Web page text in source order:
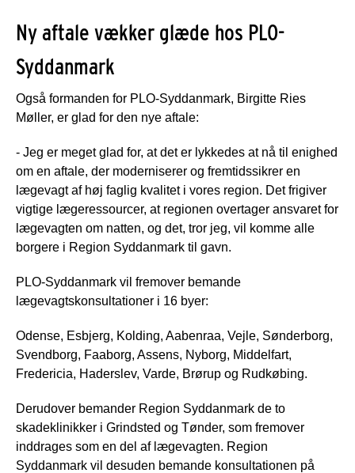
Ny aftale vækker glæde hos PLO-
Syddanmark
Også formanden for PLO-Syddanmark, Birgitte Ries
Møller, er glad for den nye aftale:
- Jeg er meget glad for, at det er lykkedes at nå til enighed
om en aftale, der moderniserer og fremtidssikrer en
lægevagt af høj faglig kvalitet i vores region. Det frigiver
vigtige lægeressourcer, at regionen overtager ansvaret for
lægevagten om natten, og det, tror jeg, vil komme alle
borgere i Region Syddanmark til gavn.
PLO-Syddanmark vil fremover bemande
lægevagtskonsultationer i 16 byer:
Odense, Esbjerg, Kolding, Aabenraa, Vejle, Sønderborg,
Svendborg, Faaborg, Assens, Nyborg, Middelfart,
Fredericia, Haderslev, Varde, Brørup og Rudkøbing.
Derudover bemander Region Syddanmark de to
skadeklinikker i Grindsted og Tønder, som fremover
inddrages som en del af lægevagten. Region
Syddanmark vil desuden bemande konsultationen på